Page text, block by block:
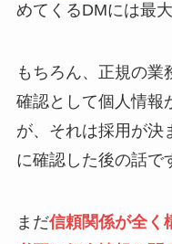
めてくるDMには最
もちろん、正規の業
確認として個人情報
が、それは採用が決
に確認した後の話で
まだ信頼関係が全く